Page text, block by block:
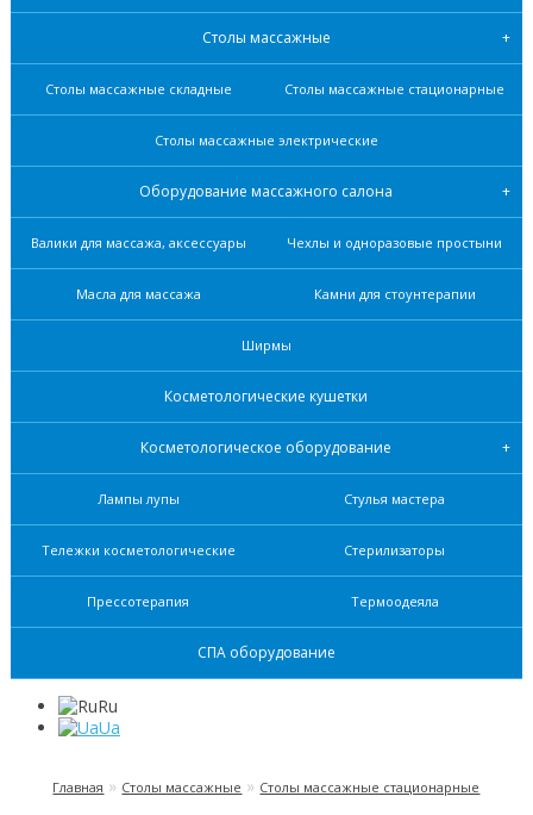
Столы массажные
Столы массажные складные Столы массажные стационарные
Столы массажные электрические
Оборудование массажного салона
Валики для массажа, аксессуары Чехлы и одноразовые простыни
Масла для массажа Камни для стоунтерапии
Ширмы
Косметологические кушетки
Косметологическое оборудование
Лампы лупы Стулья мастера
Тележки косметологические Стерилизаторы
Прессотерапия Термоодеяла
СПА оборудование
Ru
Ua
Главная » Столы массажные » Столы массажные стационарные